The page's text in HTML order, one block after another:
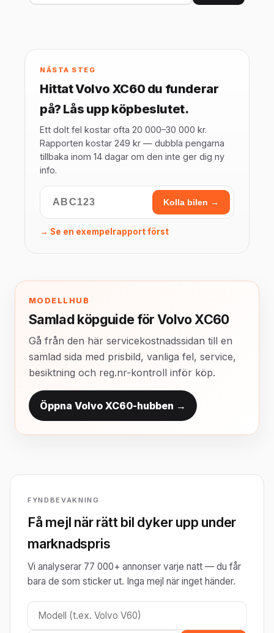
NÄSTA STEG
Hittat Volvo XC60 du funderar
på? Lås upp köpbeslutet.
Ett dolt fel kostar ofta 20 000–30 000 kr.
Rapporten kostar 249 kr — dubbla pengarna
tillbaka inom 14 dagar om den inte ger dig ny
info.
Kolla bilen →
→ Se en exempelrapport först
MODELLHUB
Samlad köpguide för Volvo XC60
Gå från den här servicekostnadssidan till en
samlad sida med prisbild, vanliga fel, service,
besiktning och reg.nr-kontroll inför köp.
Öppna Volvo XC60-hubben →
FYNDBEVAKNING
Få mejl när rätt bil dyker upp under
marknadspris
Vi analyserar 77 000+ annonser varje natt — du får
bara de som sticker ut. Inga mejl när inget händer.